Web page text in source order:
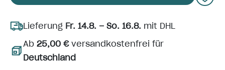
Lieferung Fr. 14.8. – So. 16.8. mit DHL
Ab 25,00 €versandkostenfrei für
Deutschland